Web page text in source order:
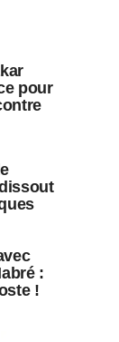
pour
:
!